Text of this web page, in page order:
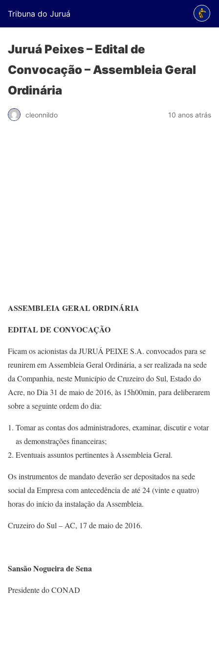
Tribuna do Juruá
Juruá Peixes – Edital de
Convocação – Assembleia Geral
Ordinária
cleonnildo 10 anos atrás
ASSEMBLEIA GERAL ORDINÁRIA
EDITAL DE CONVOCAÇÃO
Ficam os acionistas da JURUÁ PEIXE S.A. convocados para se
reunirem em Assembleia Geral Ordinária, a ser realizada na sede
da Companhia, neste Município de Cruzeiro do Sul, Estado do
Acre, no Dia 31 de maio de 2016, às 15h00min, para deliberarem
sobre a seguinte ordem do dia:
Tomar as contas dos administradores, examinar, discutir e votar
as demonstrações financeiras;
Eventuais assuntos pertinentes à Assembleia Geral.
Os instrumentos de mandato deverão ser depositados na sede
social da Empresa com antecedência de até 24 (vinte e quatro)
horas do início da instalação da Assembleia.
Cruzeiro do Sul – AC, 17 de maio de 2016.
Sansão Nogueira de Sena
Presidente do CONAD